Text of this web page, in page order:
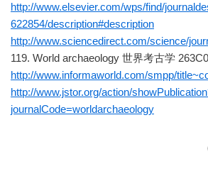
http://www.elsevier.com/wps/find/
622854/description#description
http://www.sciencedirect.com/science/
119. World archaeology 世界考古学
http://www.informaworld.com/smpp/
http://www.jstor.org/action/
journalCode=worldarchaeology